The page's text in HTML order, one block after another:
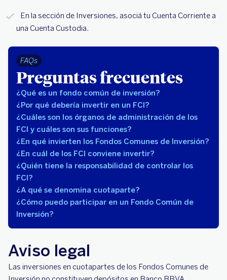
En la sección de Inversiones, asociá tu Cuenta Corriente a
una Cuenta Custodia.
FAQs
Preguntas frecuentes
¿Qué es un fondo común de inversión?
¿Por qué debería invertir en un FCI?
¿Cuáles son los órganos de administración de los
FCI y cuáles son sus funciones?
¿En qué invierten los Fondos Comunes de Inversión?
¿En cuál de los FCI conviene invertir?
¿Quién tiene la responsabilidad de controlar los
FCI?
¿A qué se denomina cuotaparte?
¿Cómo puedo participar en un Fondo Común de
Inversión?
Aviso legal
Las inversiones en cuotapartes de los Fondos Comunes de